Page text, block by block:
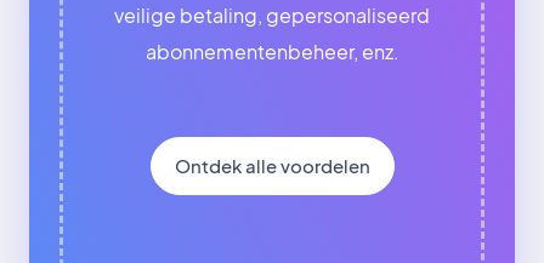
veilige betaling, gepersonaliseerd
abonnementenbeheer, enz.
Ontdek alle voordelen